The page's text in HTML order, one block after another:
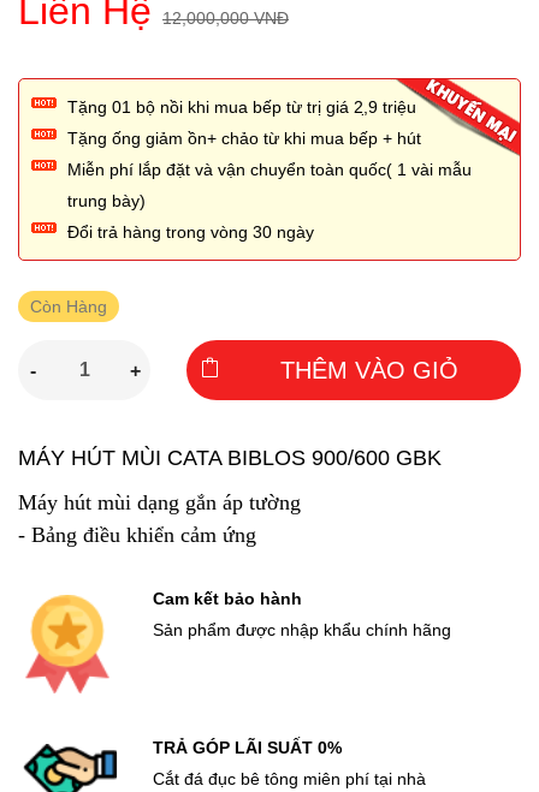
Liên Hệ 12,000,000 VNĐ
Tặng 01 bộ nồi khi mua bếp từ trị giá 2,̣9 triệu
Tặng ống giảm ồn+ chảo từ khi mua bếp + hút
Miễn phí lắp đặt và vận chuyển toàn quốc( 1 vài mẫu
trung bày)
Đổi trả hàng trong vòng 30 ngày
Còn Hàng
- + THÊM VÀO GIỎ
MÁY HÚT MÙI CATA BIBLOS 900/600 GBK
Máy hút mùi dạng gắn áp tường
- Bảng điều khiển cảm ứng
Cam kết bảo hành
Sản phẩm được nhập khẩu chính hãng
TRẢ GÓP LÃI SUẤT 0%
Cắt đá đục bê tông miên phí tại nhà